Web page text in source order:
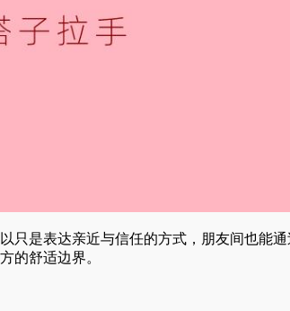
只是表达亲近与信任的方式，朋友间也能
的舒适边界。